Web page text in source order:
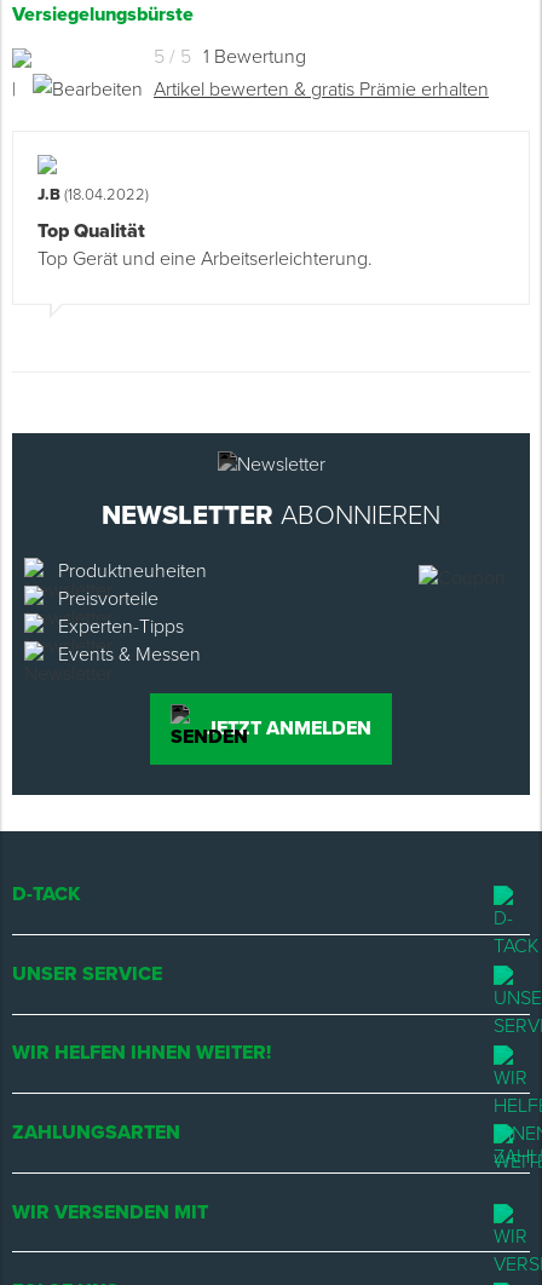
Versiegelungsbürste
5 / 5 1 Bewertung
|
Artikel bewerten & gratis Prämie erhalten
J.B(18.04.2022)
Top Qualität
Top Gerät und eine Arbeitserleichterung.
NEWSLETTER ABONNIEREN
Produktneuheiten
Preisvorteile
Experten-Tipps
Events & Messen
JETZT ANMELDEN
D-TACK
UNSER SERVICE
WIR HELFEN IHNEN WEITER!
ZAHLUNGSARTEN
WIR VERSENDEN MIT